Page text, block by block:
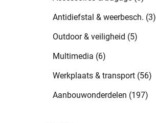
Antidiefstal & weerbesch. (3)
Outdoor & veiligheid (5)
Multimedia (6)
Werkplaats & transport (56)
Aanbouwonderdelen (197)